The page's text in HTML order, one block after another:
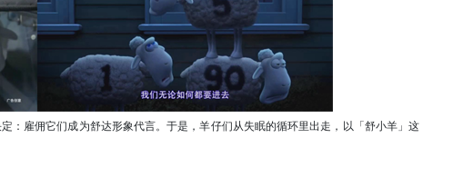
雇佣它们成为舒达形象代言。于是，羊仔们从失眠的循环里出走，以「舒小羊」这